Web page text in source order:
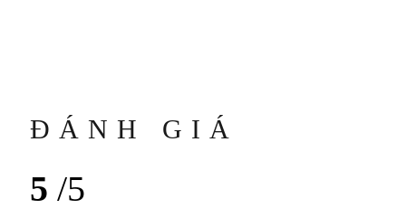
ĐÁNH GIÁ
5 /5